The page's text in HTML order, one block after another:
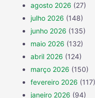
agosto 2026 (27)
julho 2026 (148)
junho 2026 (135)
maio 2026 (132)
abril 2026 (124)
março 2026 (150)
fevereiro 2026 (117)
janeiro 2026 (94)